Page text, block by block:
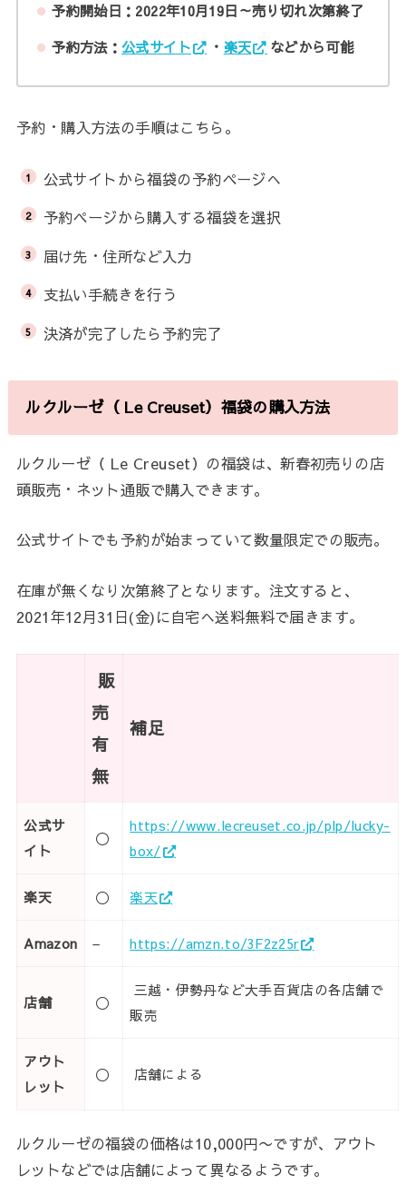
予約開始日：2022年10月19日～売り切れ次第終了
予約方法： 公式サイト ・ 楽天 などから可能
予約・購入方法の手順はこちら。
公式サイトから福袋の予約ページへ
予約ページから購入する福袋を選択
届け先・住所など入力
支払い手続きを行う
決済が完了したら予約完了
ルクルーゼ（ Le Creuset）福袋の購入方法
ルクルーゼ（ Le Creuset）の福袋は、新春初売りの店
頭販売・ネット通販で購入できます。
公式サイトでも予約が始まっていて数量限定での販売。
在庫が無くなり次第終了となります。注文すると、
2021年12月31日(金)に自宅へ送料無料で届きます。
販
売
有
無
補足
公式サ
イト
〇
https://www.lecreuset.co.jp/plp/lucky-
box/
楽天 〇 楽天
Amazon – https://amzn.to/3F2z25r
店舗 〇
三越・伊勢丹など大手百貨店の各店舗で
販売
アウト
レット
〇 店舗による
ルクルーゼの福袋の価格は10,000円〜ですが、アウト
レットなどでは店舗によって異なるようです。